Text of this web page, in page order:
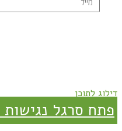
דילוג לתוכן
פתח סרגל נגישות